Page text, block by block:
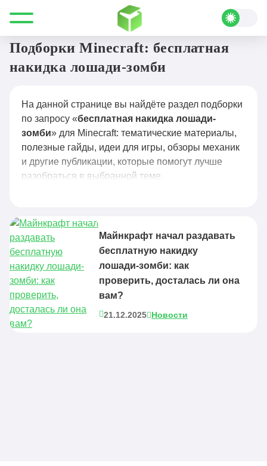
Все для Minecraft бесплатная накидка лошади-зомби
Подборки Minecraft: бесплатная
накидка лошади-зомби
На данной странице вы найдёте раздел подборки
по запросу «бесплатная накидка лошади-
зомби» для Minecraft: тематические материалы,
полезные гайды, идеи для игры, обзоры механик
и другие публикации, которые помогут лучше
разобраться в выбранной теме.
Майнкрафт начал раздавать
бесплатную накидку
лошади-зомби: как
проверить, досталась ли она
вам?
21.12.2025 Новости